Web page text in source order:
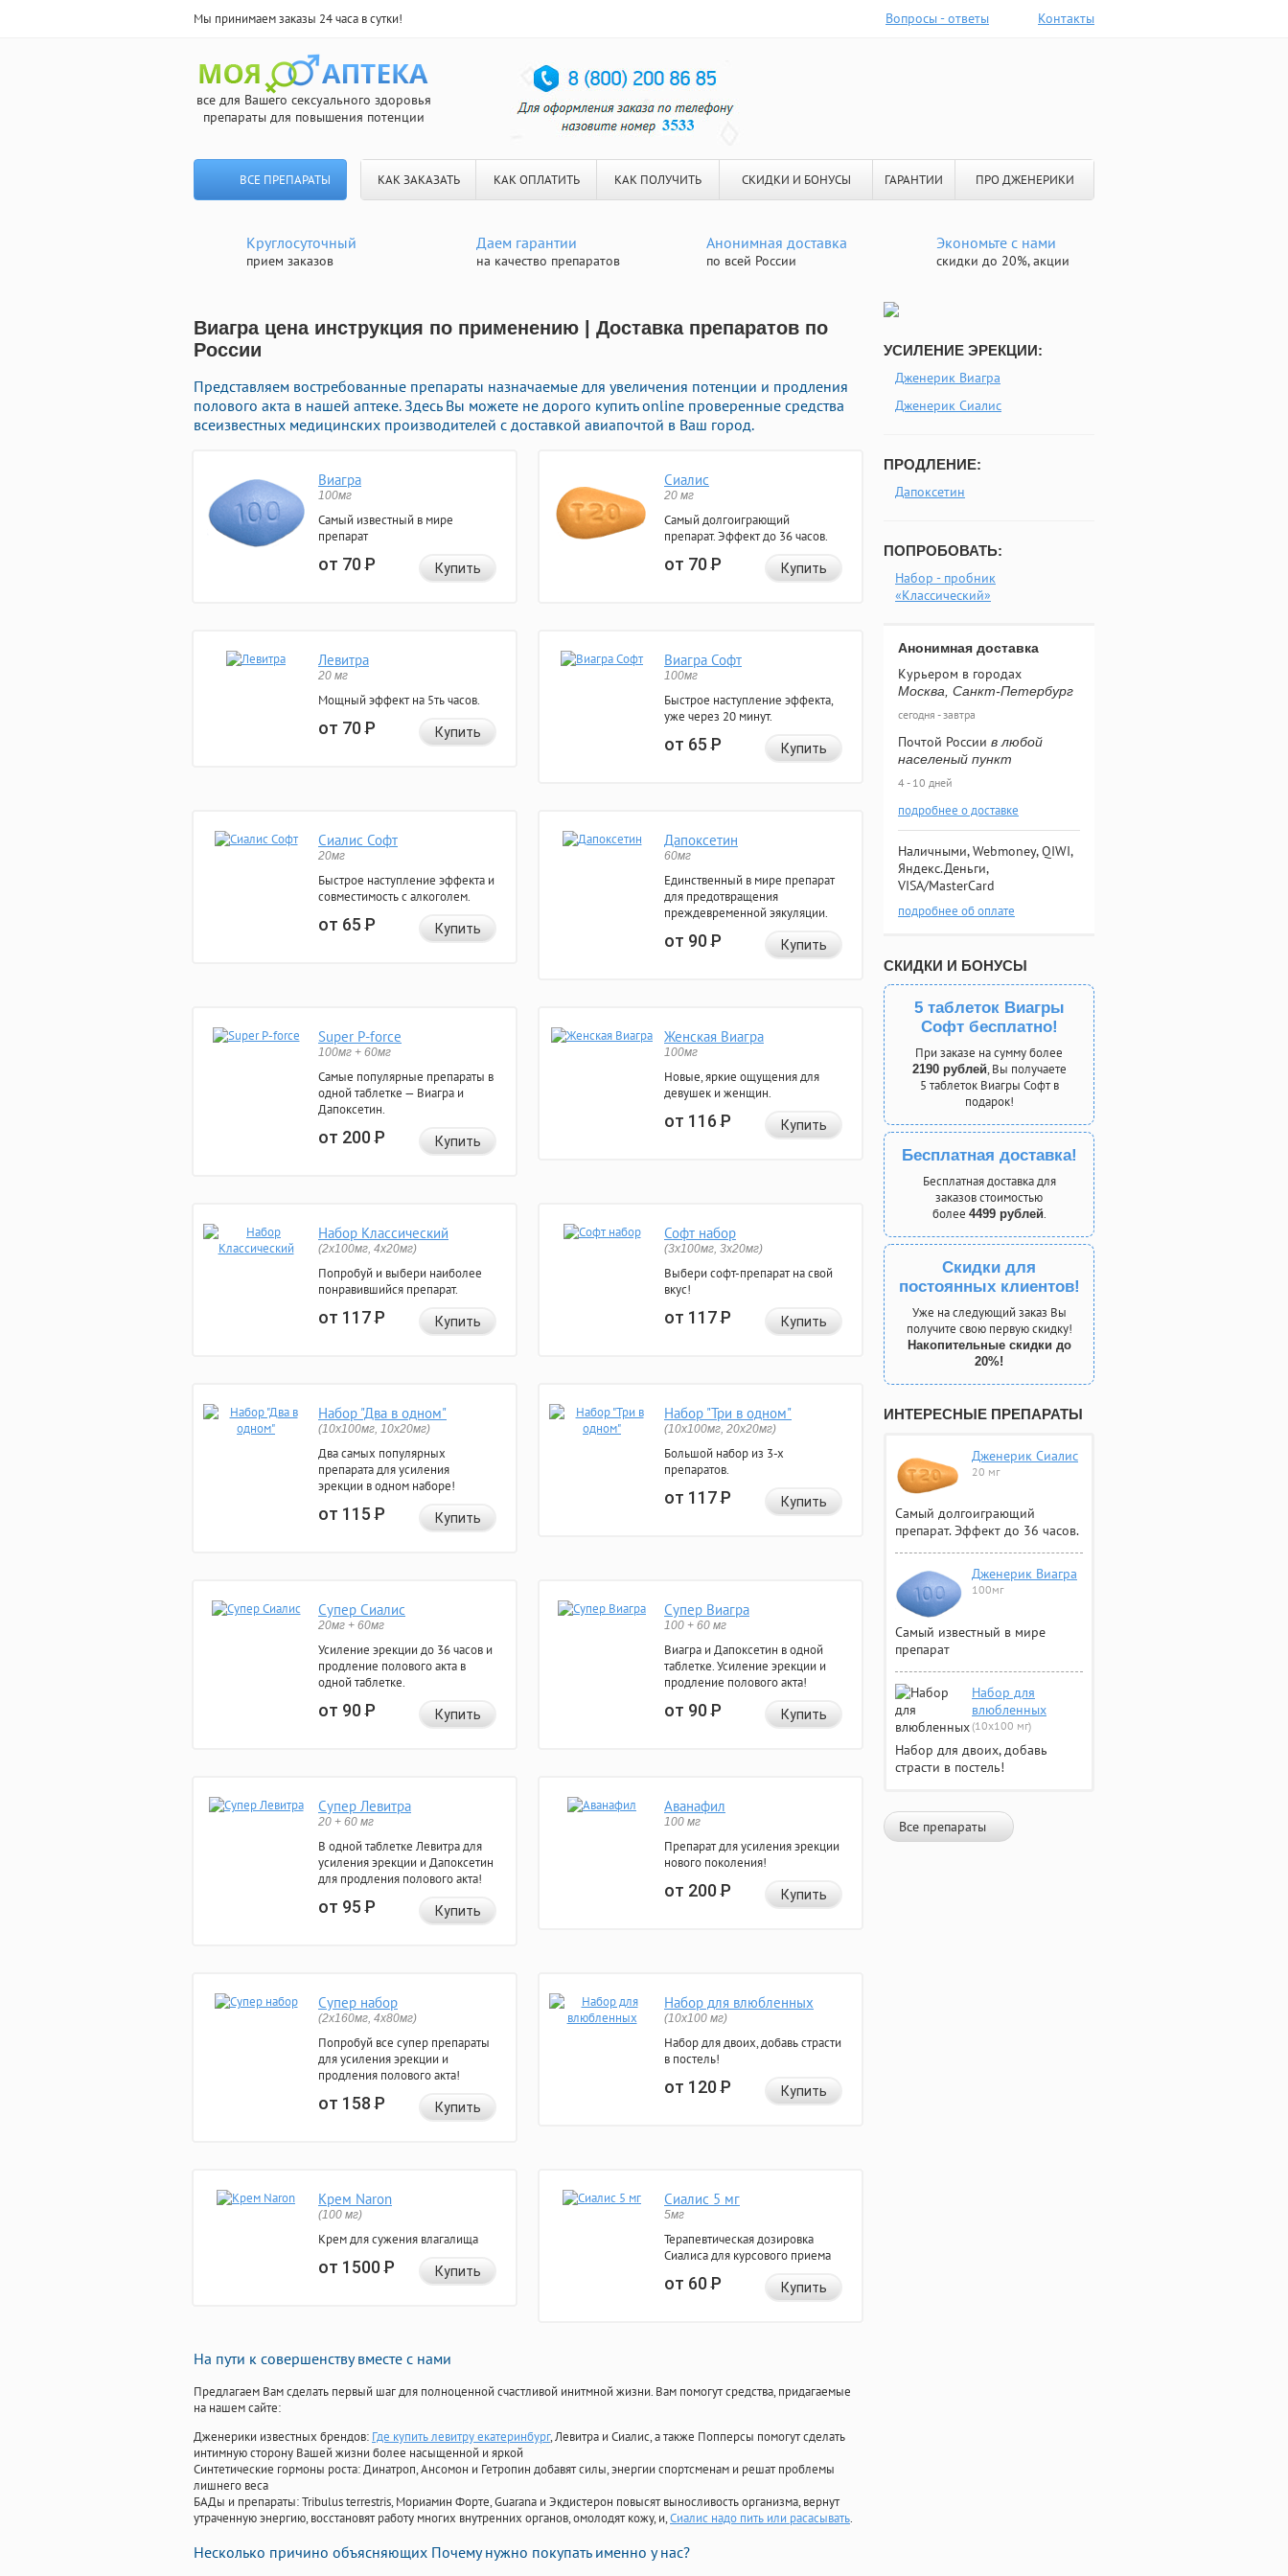
Мы принимаем заказы 24 часа в сутки! Вопросы - ответы Контакты
все для Вашего сексуального здоровья
препараты для повышения потенции
ВСЕ ПРЕПАРАТЫ КАК ЗАКАЗАТЬ КАК ОПЛАТИТЬ КАК ПОЛУЧИТЬ СКИДКИ И БОНУСЫ ГАРАНТИИ ПРО ДЖЕНЕРИКИ
Круглосуточный
прием заказов
Даем гарантии
на качество препаратов
Анонимная доставка
по всей России
Экономьте с нами
скидки до 20%, акции
Виагра цена инструкция по применению | Доставка препаратов по
России
Представляем востребованные препараты назначаемые для увеличения потенции и продления
полового акта в нашей аптеке. Здесь Вы можете не дорого купить online проверенные средства
всеизвестных медицинских производителей с доставкой авиапочтой в Ваш город.
Виагра
100мг
Самый известный в мире
препарат
от 70Р Купить
Сиалис
20 мг
Самый долгоиграющий
препарат. Эффект до 36 часов.
от 70Р Купить
Левитра
20 мг
Мощный эффект на 5ть часов.
от 70Р Купить
Виагра Софт
100мг
Быстрое наступление эффекта,
уже через 20 минут.
от 65Р Купить
Сиалис Софт
20мг
Быстрое наступление эффекта и
совместимость с алкоголем.
от 65Р Купить
Дапоксетин
60мг
Единственный в мире препарат
для предотвращения
преждевременной эякуляции.
от 90Р Купить
Super P-force
100мг + 60мг
Самые популярные препараты в
одной таблетке — Виагра и
Дапоксетин.
от 200Р Купить
Женская Виагра
100мг
Новые, яркие ощущения для
девушек и женщин.
от 116Р Купить
Набор Классический
(2x100мг, 4x20мг)
Попробуй и выбери наиболее
понравившийся препарат.
от 117Р Купить
Софт набор
(3x100мг, 3x20мг)
Выбери софт-препарат на свой
вкус!
от 117Р Купить
Набор "Два в одном"
(10x100мг, 10x20мг)
Два самых популярных
препарата для усиления
эрекции в одном наборе!
от 115Р Купить
Набор "Три в одном"
(10x100мг, 20x20мг)
Большой набор из 3-х
препаратов.
от 117Р Купить
Супер Сиалис
20мг + 60мг
Усиление эрекции до 36 часов и
продление полового акта в
одной таблетке.
от 90Р Купить
Супер Виагра
100 + 60 мг
Виагра и Дапоксетин в одной
таблетке. Усиление эрекции и
продление полового акта!
от 90Р Купить
Супер Левитра
20 + 60 мг
В одной таблетке Левитра для
усиления эрекции и Дапоксетин
для продления полового акта!
от 95Р Купить
Аванафил
100 мг
Препарат для усиления эрекции
нового поколения!
от 200Р Купить
Супер набор
(2х160мг, 4х80мг)
Попробуй все супер препараты
для усиления эрекции и
продления полового акта!
от 158Р Купить
Набор для влюбленных
(10х100 мг)
Набор для двоих, добавь страсти
в постель!
от 120Р Купить
Крем Naron
(100 мг)
Крем для сужения влагалища
от 1500Р Купить
Сиалис 5 мг
5мг
Терапевтическая дозировка
Сиалиса для курсового приема
от 60Р Купить
На пути к совершенству вместе с нами
Предлагаем Вам сделать первый шаг для полноценной счастливой инитмной жизни. Вам помогут средства, придагаемые
на нашем сайте:
Дженерики известных брендов: Где купить левитру екатеринбург, Левитра и Сиалис, а также Попперсы помогут сделать
интимную сторону Вашей жизни более насыщенной и яркой
Синтетические гормоны роста: Динатроп, Ансомон и Гетропин добавят силы, энергии спортсменам и решат проблемы
лишнего веса
БАДы и препараты:Tribulus terrestris, Мориамин Форте, Guarana и Экдистерон повысят выносливость организма, вернут
утраченную энергию, восстановят работу многих внутренних органов, омолодят кожу, и,Сиалис надо пить или расасывать.
Несколько причино объясняющих Почему нужно покупать именно у нас?
УСИЛЕНИЕ ЭРЕКЦИИ:
Дженерик Виагра
Дженерик Сиалис
ПРОДЛЕНИЕ:
Дапоксетин
ПОПРОБОВАТЬ:
Набор - пробник
«Классический»
Анонимная доставка
Курьером в городах
Москва, Санкт-Петербург
сегодня - завтра
Почтой России в любой
населеный пункт
4 - 10 дней
подробнее о доставке
Наличными, Webmoney, QIWI,
Яндекс.Деньги,
VISA/MasterCard
подробнее об оплате
СКИДКИ И БОНУСЫ
5 таблеток Виагры
Софт бесплатно!
При заказе на сумму более
2190 рублей, Вы получаете
5 таблеток Виагры Софт в
подарок!
Бесплатная доставка!
Бесплатная доставка для
заказов стоимостью
более 4499 рублей.
Скидки для
постоянных клиентов!
Уже на следующий заказ Вы
получите свою первую скидку!
Накопительные скидки до
20%!
ИНТЕРЕСНЫЕ ПРЕПАРАТЫ
Дженерик Сиалис
20 мг
Самый долгоиграющий
препарат. Эффект до 36 часов.
Дженерик Виагра
100мг
Самый известный в мире
препарат
Набор для
влюбленных
(10х100 мг)
Набор для двоих, добавь
страсти в постель!
Все препараты